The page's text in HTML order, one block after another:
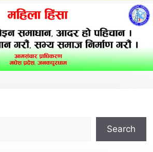
Search